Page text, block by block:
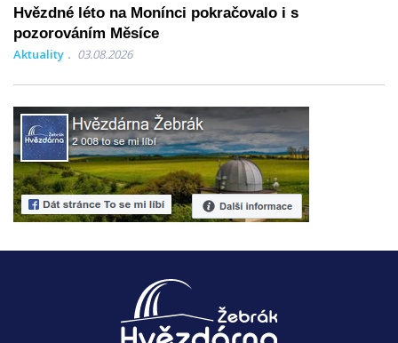
Hvězdné léto na Monínci pokračovalo i s
pozorováním Měsíce
Aktuality 03.08.2026